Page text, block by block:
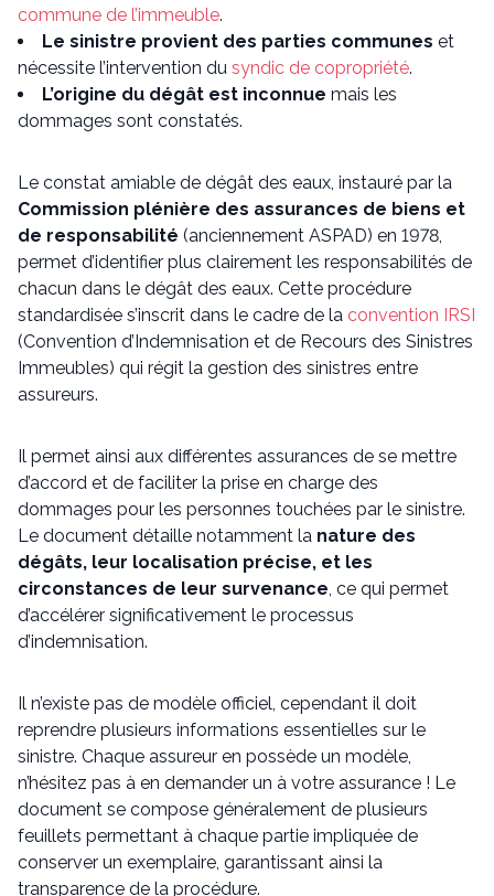
commune de l’immeuble.
Le sinistre provient des parties communes et
nécessite l’intervention du syndic de copropriété.
L’origine du dégât est inconnue mais les
dommages sont constatés.
Le constat amiable de dégât des eaux, instauré par la
Commission plénière des assurances de biens et
de responsabilité (anciennement ASPAD) en 1978,
permet d’identifier plus clairement les responsabilités de
chacun dans le dégât des eaux. Cette procédure
standardisée s’inscrit dans le cadre de la convention IRSI
(Convention d’Indemnisation et de Recours des Sinistres
Immeubles) qui régit la gestion des sinistres entre
assureurs.
Il permet ainsi aux différentes assurances de se mettre
d’accord et de faciliter la prise en charge des
dommages pour les personnes touchées par le sinistre.
Le document détaille notamment la nature des
dégâts, leur localisation précise, et les
circonstances de leur survenance, ce qui permet
d’accélérer significativement le processus
d’indemnisation.
Il n’existe pas de modèle officiel, cependant il doit
reprendre plusieurs informations essentielles sur le
sinistre. Chaque assureur en possède un modèle,
n’hésitez pas à en demander un à votre assurance ! Le
document se compose généralement de plusieurs
feuillets permettant à chaque partie impliquée de
conserver un exemplaire, garantissant ainsi la
transparence de la procédure.